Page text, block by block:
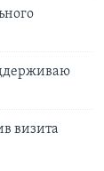
визита